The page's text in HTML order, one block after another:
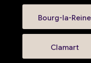
Bourg-la-Reine
Clamart